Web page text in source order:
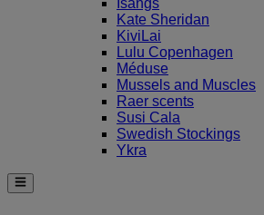
Isangs
Kate Sheridan
KiviLai
Lulu Copenhagen
Méduse
Mussels and Muscles
Raer scents
Susi Cala
Swedish Stockings
Ykra